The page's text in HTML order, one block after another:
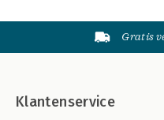
Gratis
Klantenservice